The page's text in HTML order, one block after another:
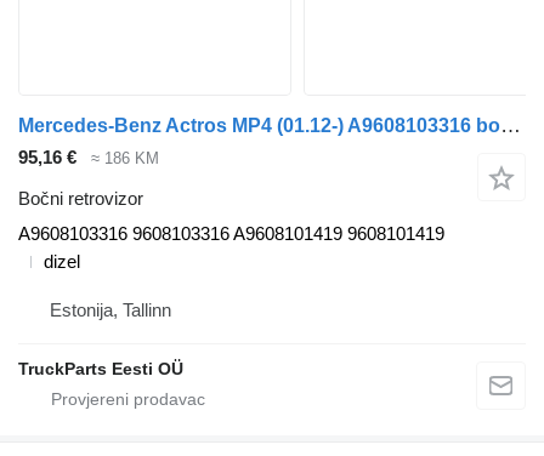
Mercedes-Benz Actros MP4 (01.12-) A9608103316 bočni retrovizor za Mercedes-Benz Actros MP4 Antos Arocs (2012-) tegljača
95,16 € ≈ 186 KM
Bočni retrovizor
A9608103316 9608103316 A9608101419 9608101419
dizel
Estonija, Tallinn
TruckParts Eesti OÜ